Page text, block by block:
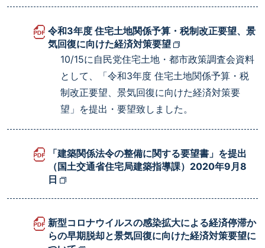
令和3年度 住宅土地関係予算・税制改正要望、景
気回復に向けた経済対策要望
10/15に自民党住宅土地・都市政策調査会資料
として、「令和3年度 住宅土地関係予算・税
制改正要望、景気回復に向けた経済対策要
望」を提出・要望致しました。
「建築関係法令の整備に関する要望書」を提出
（国土交通省住宅局建築指導課）2020年9月8
日
新型コロナウイルスの感染拡大による経済停滞か
らの早期脱却と景気回復に向けた経済対策要望に